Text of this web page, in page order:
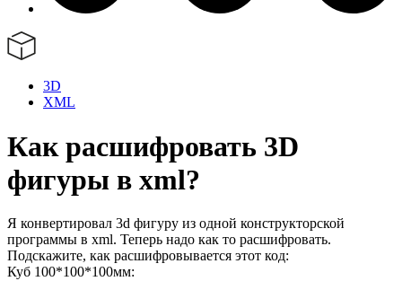
3D
XML
Как расшифровать 3D
фигуры в xml?
Я конвертировал 3d фигуру из одной конструкторской
программы в xml. Теперь надо как то расшифровать.
Подскажите, как расшифровывается этот код:
Куб 100*100*100мм: